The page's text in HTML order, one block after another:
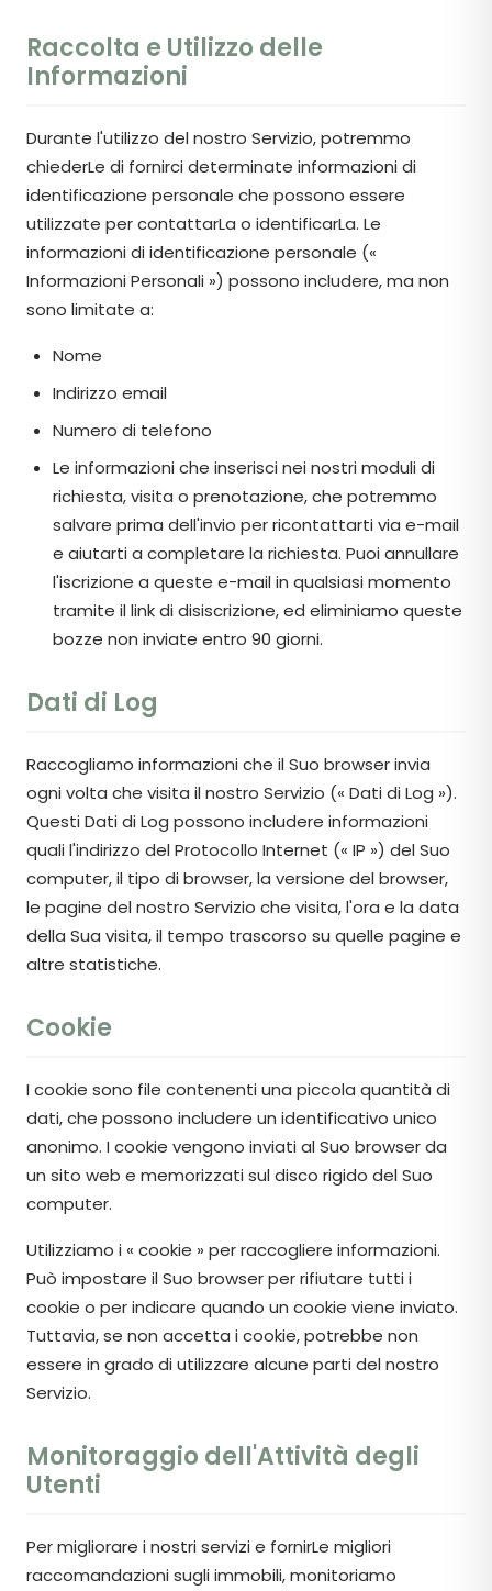
Raccolta e Utilizzo delle
Informazioni
Durante l'utilizzo del nostro Servizio, potremmo
chiederLe di fornirci determinate informazioni di
identificazione personale che possono essere
utilizzate per contattarLa o identificarLa. Le
informazioni di identificazione personale («
Informazioni Personali ») possono includere, ma non
sono limitate a:
Nome
Indirizzo email
Numero di telefono
Le informazioni che inserisci nei nostri moduli di
richiesta, visita o prenotazione, che potremmo
salvare prima dell'invio per ricontattarti via e-mail
e aiutarti a completare la richiesta. Puoi annullare
l'iscrizione a queste e-mail in qualsiasi momento
tramite il link di disiscrizione, ed eliminiamo queste
bozze non inviate entro 90 giorni.
Dati di Log
Raccogliamo informazioni che il Suo browser invia
ogni volta che visita il nostro Servizio (« Dati di Log »).
Questi Dati di Log possono includere informazioni
quali l'indirizzo del Protocollo Internet (« IP ») del Suo
computer, il tipo di browser, la versione del browser,
le pagine del nostro Servizio che visita, l'ora e la data
della Sua visita, il tempo trascorso su quelle pagine e
altre statistiche.
Cookie
I cookie sono file contenenti una piccola quantità di
dati, che possono includere un identificativo unico
anonimo. I cookie vengono inviati al Suo browser da
un sito web e memorizzati sul disco rigido del Suo
computer.
Utilizziamo i « cookie » per raccogliere informazioni.
Può impostare il Suo browser per rifiutare tutti i
cookie o per indicare quando un cookie viene inviato.
Tuttavia, se non accetta i cookie, potrebbe non
essere in grado di utilizzare alcune parti del nostro
Servizio.
Monitoraggio dell'Attività degli
Utenti
Per migliorare i nostri servizi e fornirLe migliori
raccomandazioni sugli immobili, monitoriamo